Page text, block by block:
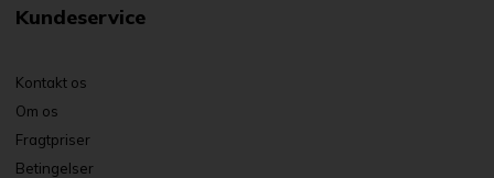
Kundeservice
Kontakt os
Om os
Fragtpriser
Betingelser